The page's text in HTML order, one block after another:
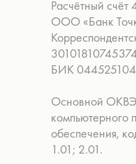
Основной
компьютерного
обеспечения,
1.01; 2.01.
Расчётный
ООО «Банк
БИК 044525104